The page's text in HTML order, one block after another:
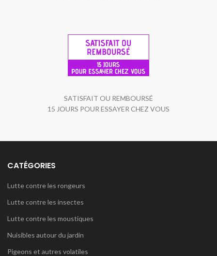
SATISFAIT OU REMBOURSÉ
15 JOURS POUR ESSAYER CHEZ VOUS
CATÉGORIES
Lutte contre les rongeurs
Lutte contre les insectes
Lutte contre les moustiques
Nuisibles autour du jardin
Pigeons et autres volatiles